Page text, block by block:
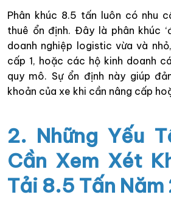
Phân khúc 8.5 tấn luôn có nhu
thuê ổn định. Đây là phân khúc
doanh nghiệp logistic vừa và
cấp 1, hoặc các hộ kinh doanh
quy mô. Sự ổn định này giúp
khoản của xe khi cần nâng cấp
2. Những Yếu
Cần Xem Xét
Tải 8.5 Tấn